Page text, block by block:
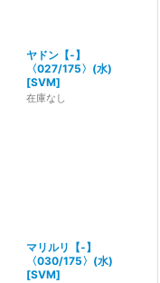
ヤドン【-】
〈027/175〉(水)
[SVM]
在庫なし
マリルリ【-】
〈030/175〉(水)
[SVM]